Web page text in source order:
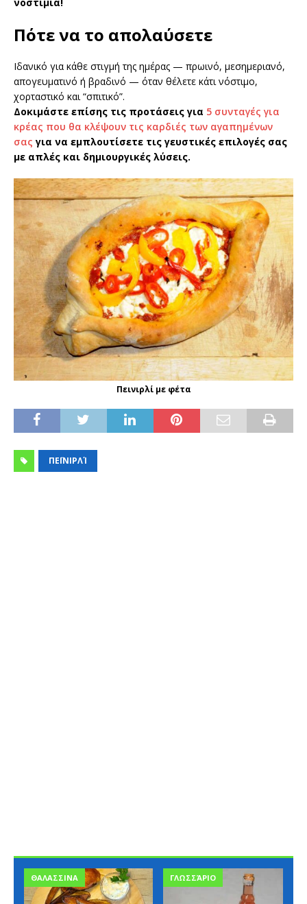
Πότε να το απολαύσετε
Ιδανικό για κάθε στιγμή της ημέρας — πρωινό, μεσημεριανό,
απογευματινό ή βραδινό — όταν θέλετε κάτι νόστιμο,
χορταστικό και “σπιτικό”.
Δοκιμάστε επίσης τις προτάσεις για 5 συνταγές για
κρέας που θα κλέψουν τις καρδιές των αγαπημένων
σας για να εμπλουτίσετε τις γευστικές επιλογές σας
με απλές και δημιουργικές λύσεις.
Πεινιρλί με φέτα
ΠΕΪΝΙΡΛΊ
ΘΑΛΑΣΣΙΝΑ ΓΛΩΣΣΆΡΙΟ